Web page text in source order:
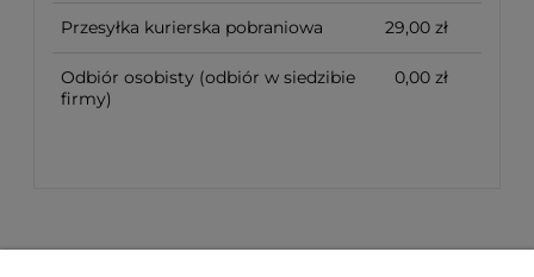
Przesyłka kurierska pobraniowa 29,00 zł
Odbiór osobisty (odbiór w siedzibie
firmy)
0,00 zł